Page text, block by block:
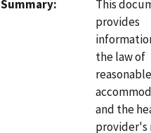
Summary
This
provides
the law of
reasonable
and the
provider's